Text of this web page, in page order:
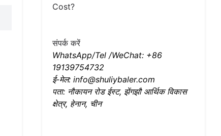
Cost?
संपर्क करें
WhatsApp/Tel /WeChat: +86
19139754732
ई-मेल: info@shuliybaler.com
पता: नौकायन रोड ईस्ट, झेंगझौ आर्थिक विकास
क्षेत्र, हेनान, चीन